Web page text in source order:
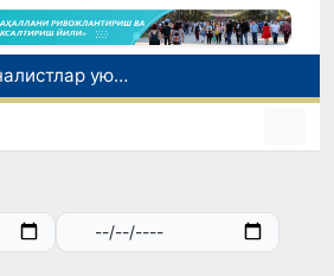
Ўзбекистон Журналистлар уюшмаси қошида Блогерлар ижодий кенгаши ташкил этилди
Кредит ва молиявий хизматлар рекламасига огоҳлантириш талаби киритилади
Экстремистик ташкилотлар ва материалларнинг электрон реестри юритилади